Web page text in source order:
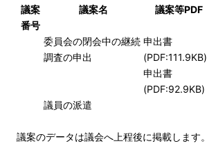
議案
番号
議案名 議案等PDF
委員会の閉会中の継続
調査の申出
申出書
(PDF:111.9KB)
申出書
(PDF:92.9KB)
議員の派遣
議案のデータは議会へ上程後に掲載します。